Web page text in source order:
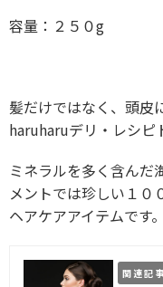
容量：２５０g
髪だけではなく、頭皮
haruharuデリ・レシピ
ミネラルを多く含んだ
メントでは珍しい１０
ヘアケアアイテムです。
関連記事